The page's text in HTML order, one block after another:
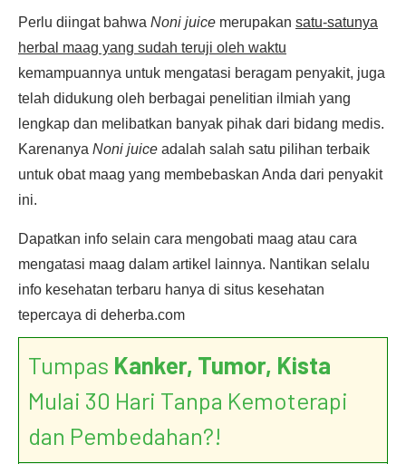
Perlu diingat bahwa Noni juice merupakan satu-satunya
herbal maag yang sudah teruji oleh waktu
kemampuannya untuk mengatasi beragam penyakit, juga
telah didukung oleh berbagai penelitian ilmiah yang
lengkap dan melibatkan banyak pihak dari bidang medis.
Karenanya Noni juice adalah salah satu pilihan terbaik
untuk obat maag yang membebaskan Anda dari penyakit
ini.
Dapatkan info selain cara mengobati maag atau cara
mengatasi maag dalam artikel lainnya. Nantikan selalu
info kesehatan terbaru hanya di situs kesehatan
tepercaya di deherba.com
Tumpas Kanker, Tumor, Kista
Mulai 30 Hari Tanpa Kemoterapi
dan Pembedahan?!